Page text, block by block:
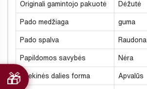
Originali gamintojo pakuotė Dėžutė
Pado medžiaga guma
Pado spalva Raudona
Papildomos savybės Nėra
Priekinės dalies forma Apvalūs